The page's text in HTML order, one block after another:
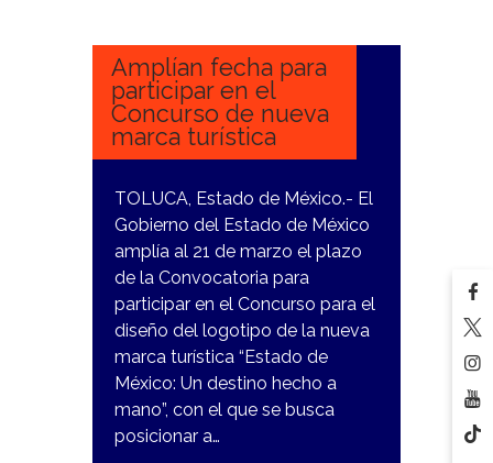
Amplían fecha para
participar en el
Concurso de nueva
marca turística
TOLUCA, Estado de México.- El
Gobierno del Estado de México
amplía al 21 de marzo el plazo
de la Convocatoria para
participar en el Concurso para el
diseño del logotipo de la nueva
marca turística “Estado de
México: Un destino hecho a
mano”, con el que se busca
posicionar a…